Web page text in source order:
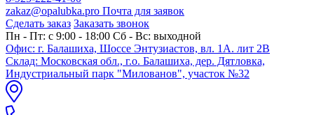
zakaz@opalubka.pro Почта для заявок
Сделать заказ Заказать звонок
Пн - Пт: c 9:00 - 18:00 Сб - Вс: выходной
Офис: г. Балашиха, Шоссе Энтузиастов, вл. 1А. лит 2В
Склад: Московская обл., г.о. Балашиха, дер. Дятловка,
Индустриальный парк "Милованов", участок №32